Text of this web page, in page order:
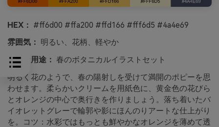
HEX： #ff6d00 #ffa200 #ffd166 #fff6d5 #4a4e69
雰囲気： 明るい、花柄、軽やか
最適な用途： 春のボタニカルイラストセット
明るく花のようで、春の陽射しを受けて満開のポピーを思
わせます。柔らかいクリームを用紙色に、黄金色の花びら
とオレンジの中心で奥行きを作りましょう。落ち着いたバ
イオレットグレーで輪郭や影にほんのりアートな仕上がり
を。コツ：水彩ではもっとも鮮やかなオレンジを薄めて透